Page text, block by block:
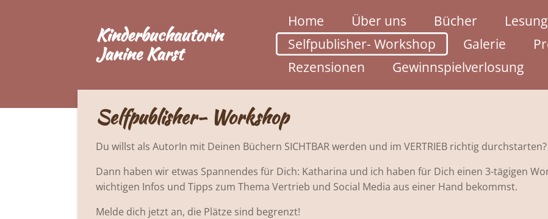
Kinderbuchautorin
Janine Karst
Home Über uns Bücher
Selfpublisher- Workshop
Galerie
Rezensionen
Gewinnspielverlosung
Selfpublisher- Workshop
Du willst als AutorIn mit Deinen Büchern SICHTBAR werden und im VERTRIEB richtig durchstarten?
Dann haben wir etwas Spannendes für Dich: Katharina und ich haben für Dich einen 3-tägigen
wichtigen Infos und Tipps zum Thema Vertrieb und Social Media aus einer Hand bekommst.
Melde dich jetzt an, die Plätze sind begrenzt!